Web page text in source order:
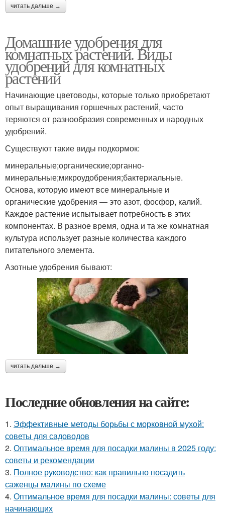
читать дальше →
Домашние удобрения для
комнатных растений. Виды
удобрений для комнатных
растений
Начинающие цветоводы, которые только приобретают
опыт выращивания горшечных растений, часто
теряются от разнообразия современных и народных
удобрений.
Существуют такие виды подкормок:
минеральные;органические;органно-
минеральные;микроудобрения;бактериальные.
Основа, которую имеют все минеральные и
органические удобрения — это азот, фосфор, калий.
Каждое растение испытывает потребность в этих
компонентах. В разное время, одна и та же комнатная
культура использует разные количества каждого
питательного элемента.
Азотные удобрения бывают:
читать дальше →
Последние обновления на сайте:
1. Эффективные методы борьбы с морковной мухой:
советы для садоводов
2. Оптимальное время для посадки малины в 2025 году:
советы и рекомендации
3. Полное руководство: как правильно посадить
саженцы малины по схеме
4. Оптимальное время для посадки малины: советы для
начинающих